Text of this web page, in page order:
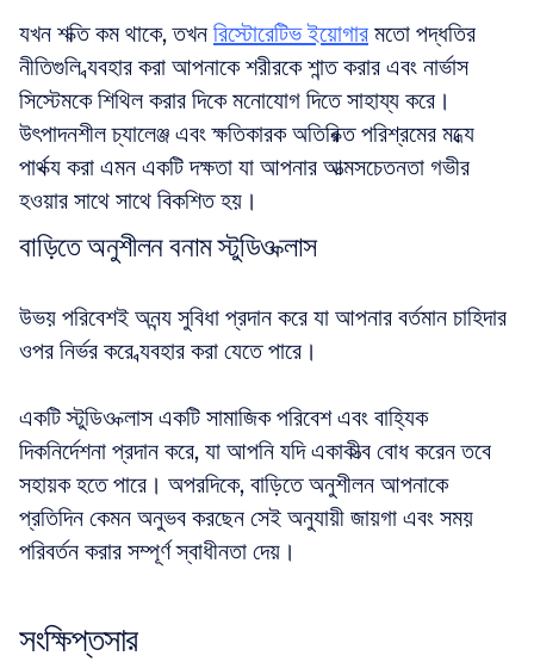
যখন শক্তি কম থাকে, তখন রিস্টোরেটিভ ইয়োগার মতো পদ্ধতির
নীতিগুলি ব্যবহার করা আপনাকে শরীরকে শান্ত করার এবং নার্ভাস
সিস্টেমকে শিথিল করার দিকে মনোযোগ দিতে সাহায্য করে।
উৎপাদনশীল চ্যালেঞ্জ এবং ক্ষতিকারক অতিরিক্ত পরিশ্রমের মধ্যে
পার্থক্য করা এমন একটি দক্ষতা যা আপনার আত্মসচেতনতা গভীর
হওয়ার সাথে সাথে বিকশিত হয়।
বাড়িতে অনুশীলন বনাম স্টুডিও ক্লাস
উভয় পরিবেশই অনন্য সুবিধা প্রদান করে যা আপনার বর্তমান চাহিদার
ওপর নির্ভর করে ব্যবহার করা যেতে পারে।
একটি স্টুডিও ক্লাস একটি সামাজিক পরিবেশ এবং বাহ্যিক
দিকনির্দেশনা প্রদান করে, যা আপনি যদি একাকীত্ব বোধ করেন তবে
সহায়ক হতে পারে। অপরদিকে, বাড়িতে অনুশীলন আপনাকে
প্রতিদিন কেমন অনুভব করছেন সেই অনুযায়ী জায়গা এবং সময়
পরিবর্তন করার সম্পূর্ণ স্বাধীনতা দেয়।
সংক্ষিপ্তসার